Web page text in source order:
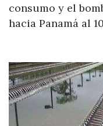
consumo y el
hacia Panamá al